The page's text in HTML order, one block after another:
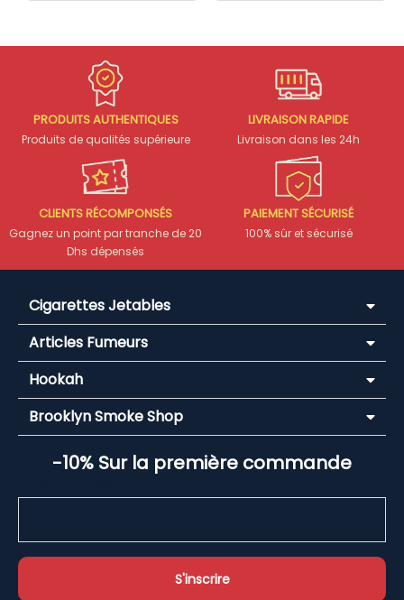
PRODUITS AUTHENTIQUES
Produits de qualités supérieure
LIVRAISON RAPIDE
Livraison dans les 24h
CLIENTS RÉCOMPONSÉS
Gagnez un point par tranche de 20
Dhs dépensés
PAIEMENT SÉCURISÉ
100% sûr et sécurisé
Cigarettes Jetables
Articles Fumeurs
Hookah
Brooklyn Smoke Shop
-10% Sur la première commande